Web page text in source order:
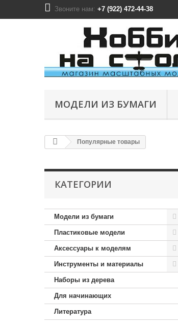
Звоните нам: +7 (922) 472-44-38
МОДЕЛИ ИЗ БУМАГИ
Популярные товары
КАТЕГОРИИ
Модели из бумаги
Пластиковые модели
Аксессуары к моделям
Инструменты и материалы
Наборы из дерева
Для начинающих
Литература